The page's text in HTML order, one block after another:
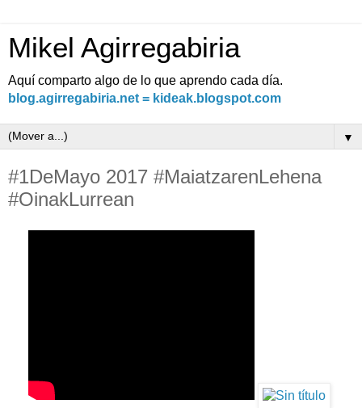
Mikel Agirregabiria
Aquí comparto algo de lo que aprendo cada día.
blog.agirregabiria.net = kideak.blogspot.com
▼
#1DeMayo 2017 #MaiatzarenLehena
#OinakLurrean